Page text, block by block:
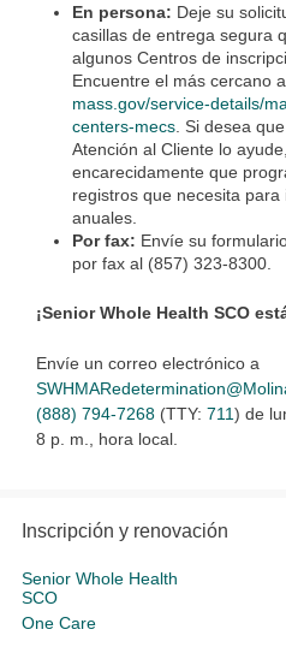
En persona: Deje su
casillas de entrega segura
algunos Centros de
Encuentre el más cercano
mass.gov/service-details/
centers-mecs . Si desea
Atención al Cliente lo
encarecidamente que
registros que necesita
anuales.
Por fax: Envíe su
por fax al (857) 323-8300.
¡Senior Whole Health SCO
Envíe un correo electrónico a
(888) 794-7268 (TTY: 711) de
8 p. m., hora local.
Inscripción y renovación
Senior Whole Health
SCO
One Care